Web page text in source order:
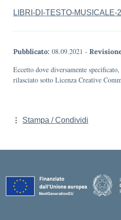
LIBRI-DI-TESTO-MUSICALE-
Pubblicato: 08.09.2021 -
Eccetto dove diversamente
rilasciato sotto Licenza Creative
Stampa / Condividi